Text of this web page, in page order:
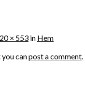
× 553 in Hem
canpost a comment.